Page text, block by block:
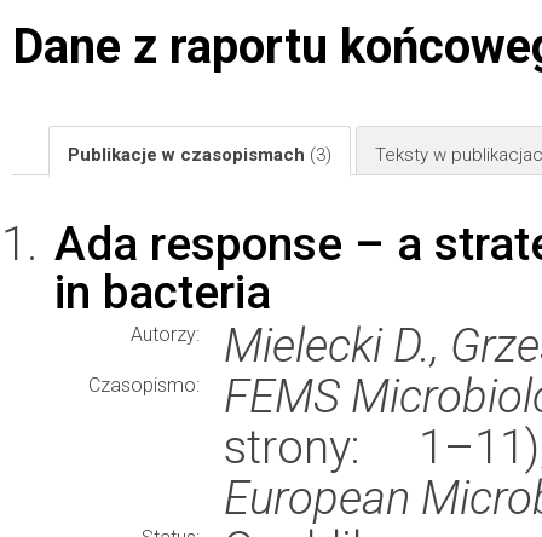
Dane z raportu
Publikacje w czasopismach (3) Teksty w
Ada response – a
in bacteria
Autorzy: Mielecki D.,
Czasopismo:
FEMS
strony:
European